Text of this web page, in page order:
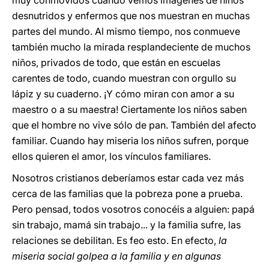
desnutridos y enfermos que nos muestran en muchas
partes del mundo. Al mismo tiempo, nos conmueve
también mucho la mirada resplandeciente de muchos
niños, privados de todo, que están en escuelas
carentes de todo, cuando muestran con orgullo su
lápiz y su cuaderno. ¡Y cómo miran con amor a su
maestro o a su maestra! Ciertamente los niños saben
que el hombre no vive sólo de pan. También del afecto
familiar. Cuando hay miseria los niños sufren, porque
ellos quieren el amor, los vínculos familiares.
Nosotros cristianos deberíamos estar cada vez más
cerca de las familias que la pobreza pone a prueba.
Pero pensad, todos vosotros conocéis a alguien: papá
sin trabajo, mamá sin trabajo... y la familia sufre, las
relaciones se debilitan. Es feo esto. En efecto, la
miseria social golpea a la familia y en algunas